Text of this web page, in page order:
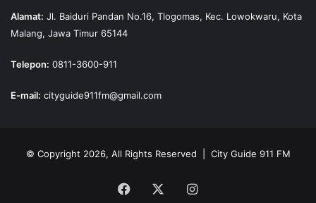
Alamat: Jl. Baiduri Pandan No.16, Tlogomas, Kec. Lowokwaru, Kota
Malang, Jawa Timur 65144
Telepon: 0811-3600-911
E-mail: cityguide911fm@gmail.com
© Copyright 2026, All Rights Reserved | City Guide 911 FM
Facebook Instagram